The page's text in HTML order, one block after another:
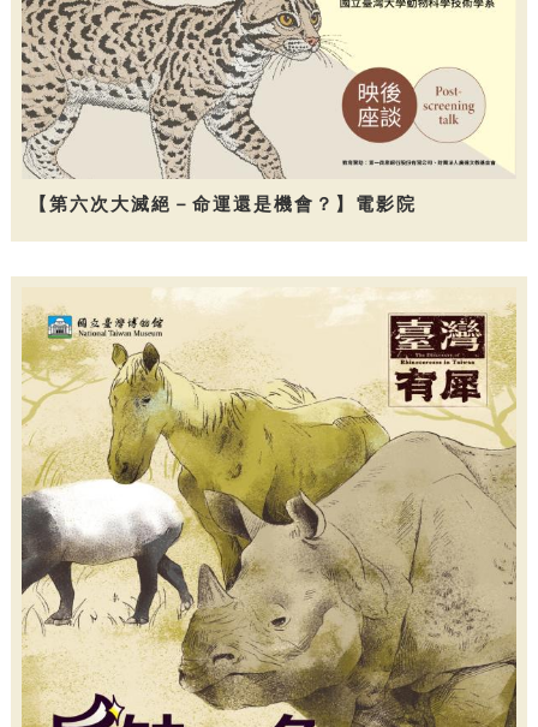
【第六次大滅絕－命運還是機會？】電影院